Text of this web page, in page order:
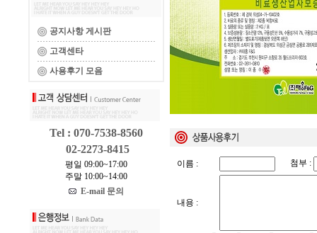
공지사항 게시판
고객센타
사용후기 모음
Tel : 070-7538-8560
02-2273-8415
평일 09:00~17:00
주말 10:00~14:00
E-mail 문의
이름 : 첨부 :
내용 :